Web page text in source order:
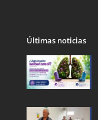
Últimas noticias